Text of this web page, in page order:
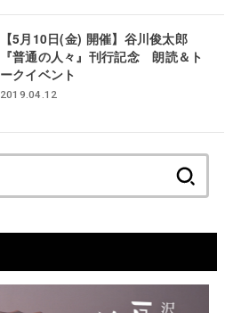
【5月10日(金) 開催】谷川俊太郎
『普通の人々』刊行記念 朗読＆ト
ークイベント
2019.04.12